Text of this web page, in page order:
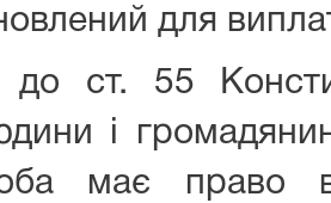
для
до ст. 55
і
має право в